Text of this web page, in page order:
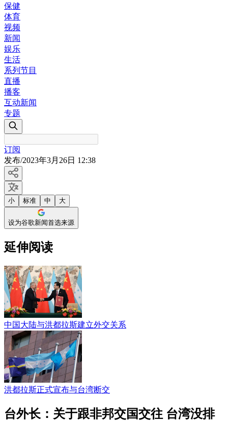
保健
体育
视频
新闻
娱乐
生活
系列节目
直播
播客
互动新闻
专题
订阅
发布/2023年3月26日 12:38
小 标准 中 大
设为谷歌新闻首选来源
延伸阅读
中国大陆与洪都拉斯建立外交关系
洪都拉斯正式宣布与台湾断交
台外长：关于跟非邦交国交往 台湾没排